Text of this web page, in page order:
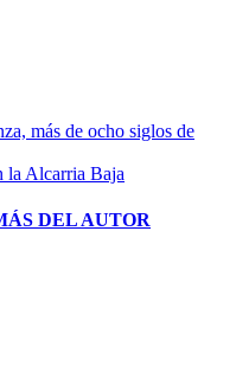
más de ocho siglos de
la Alcarria Baja
DEL AUTOR